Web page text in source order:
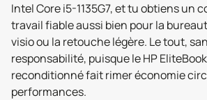
Intel Core i5-1135G7, et tu obtiens un
travail fiable aussi bien pour la
visio ou la retouche légère. Le tout,
responsabilité, puisque le HP
reconditionné fait rimer économie
performances.